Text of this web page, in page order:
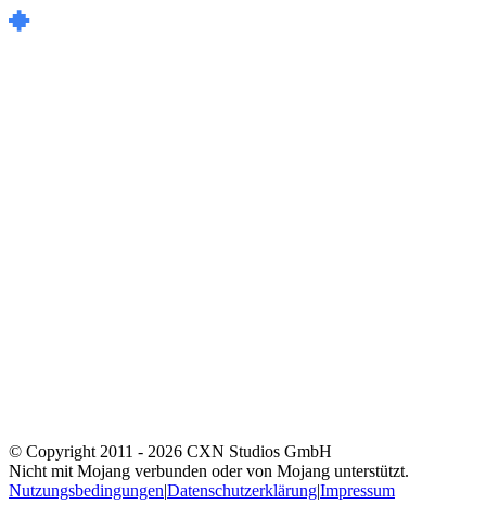
© Copyright 2011 - 2026 CXN Studios GmbH
Nicht mit Mojang verbunden oder von Mojang unterstützt.
Nutzungsbedingungen|Datenschutzerklärung|Impressum